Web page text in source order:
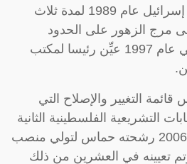
تعرض هنية للسجن في إسرائيل عام 1989 لمدة ثلاث
مرج الزهور على الحدود
اللبنانية الفلسطينية، وفي عام 1997 عيِّن رئيسا لمكتب
2005 ترأس قائمة التغيير والإصلاح التي
التشريعية الفلسطينية الثانية
عام 2006، وفي فبراير 2006 رشحته حماس لتولي منصب
تعيينه في العشرين من ذلك